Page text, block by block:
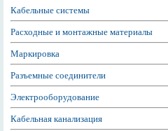
Кабельные системы
Расходные и монтажные материалы
Маркировка
Разъемные соединители
Электрооборудование
Кабельная канализация